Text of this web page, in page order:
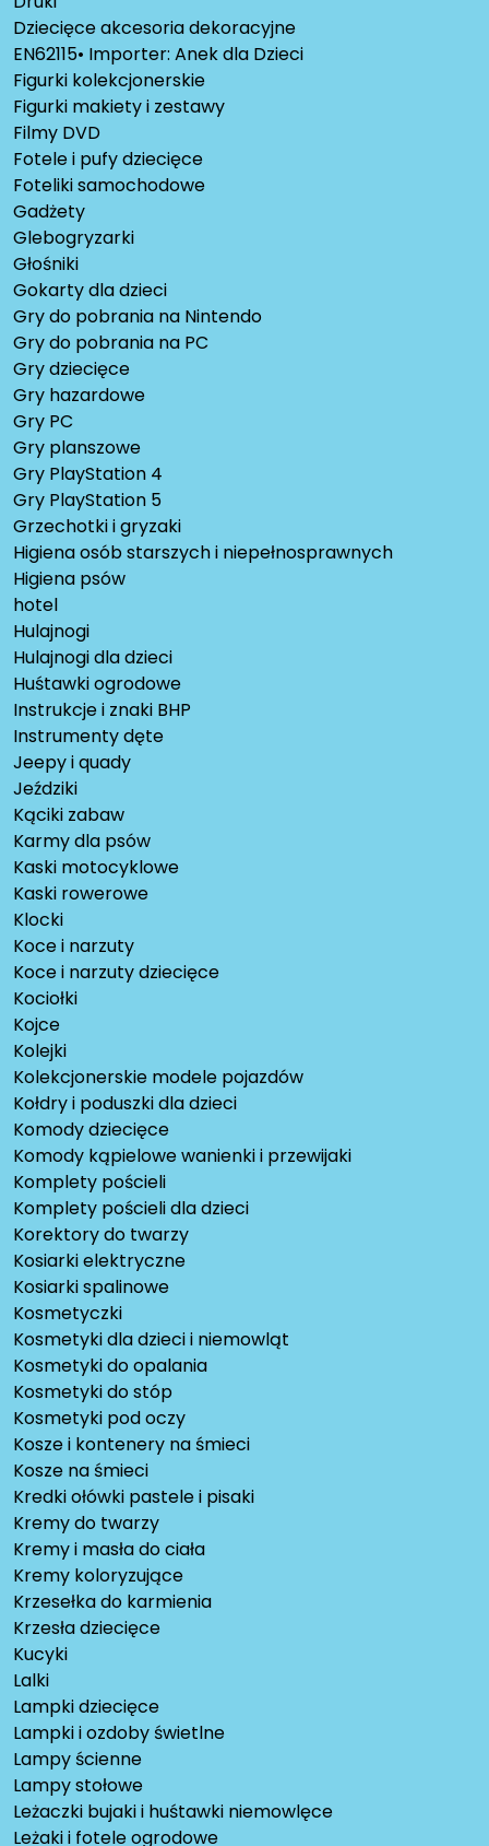
Dziecięce akcesoria dekoracyjne
EN62115• Importer: Anek dla Dzieci
Figurki kolekcjonerskie
Figurki makiety i zestawy
Filmy DVD
Fotele i pufy dziecięce
Foteliki samochodowe
Gadżety
Glebogryzarki
Głośniki
Gokarty dla dzieci
Gry do pobrania na Nintendo
Gry do pobrania na PC
Gry dziecięce
Gry hazardowe
Gry PC
Gry planszowe
Gry PlayStation 4
Gry PlayStation 5
Grzechotki i gryzaki
Higiena osób starszych i niepełnosprawnych
Higiena psów
hotel
Hulajnogi
Hulajnogi dla dzieci
Huśtawki ogrodowe
Instrukcje i znaki BHP
Instrumenty dęte
Jeepy i quady
Jeździki
Kąciki zabaw
Karmy dla psów
Kaski motocyklowe
Kaski rowerowe
Klocki
Koce i narzuty
Koce i narzuty dziecięce
Kociołki
Kojce
Kolejki
Kolekcjonerskie modele pojazdów
Kołdry i poduszki dla dzieci
Komody dziecięce
Komody kąpielowe wanienki i przewijaki
Komplety pościeli
Komplety pościeli dla dzieci
Korektory do twarzy
Kosiarki elektryczne
Kosiarki spalinowe
Kosmetyczki
Kosmetyki dla dzieci i niemowląt
Kosmetyki do opalania
Kosmetyki do stóp
Kosmetyki pod oczy
Kosze i kontenery na śmieci
Kosze na śmieci
Kredki ołówki pastele i pisaki
Kremy do twarzy
Kremy i masła do ciała
Kremy koloryzujące
Krzesełka do karmienia
Krzesła dziecięce
Kucyki
Lalki
Lampki dziecięce
Lampki i ozdoby świetlne
Lampy ścienne
Lampy stołowe
Leżaczki bujaki i huśtawki niemowlęce
Leżaki i fotele ogrodowe